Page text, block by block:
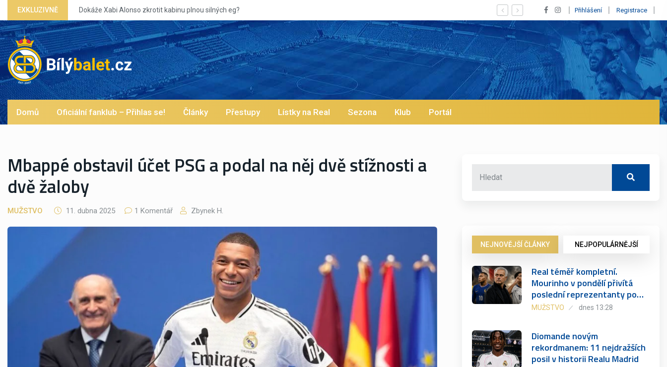
EXKLUZIVNĚ Vypískaný Vinícius! Blíží se jeho odchod z Realu a pustí se klub na trh už v lednu? | BALETKY #33 Přihlášení Registrace
Domů Oficiální fanklub – Přihlas se! Články Přestupy Lístky na Real Sezona Klub Portál
Mbappé obstavil účet PSG a podal na něj dvě stížnosti a
dvě žaloby
MUŽSTVO 11. dubna 2025 1 Komentář Zbynek H.
NEJNOVĚJŠÍ ČLÁNKY NEJPOPULÁRNĚJŠÍ
Real téměř kompletní.
Mourinho v pondělí přivítá
poslední reprezentanty po…
MUŽSTVO dnes 13:28
Diomande novým
rekordmanem: 11 nejdražších
posil v historii Realu Madrid